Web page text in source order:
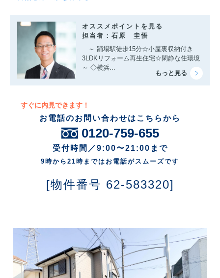
オススメポイントを見る
担当者：石原 圭悟
～ 踊場駅徒歩15分☆小屋裏収納付き
3LDKリフォーム再生住宅☆閑静な住環境
～ ◇横浜...
すぐに内見できます！
お電話のお問い合わせはこちらから
0120-759-655
受付時間／9:00〜21:00まで
9時から21時まではお電話がスムーズです
[物件番号 62-583320]